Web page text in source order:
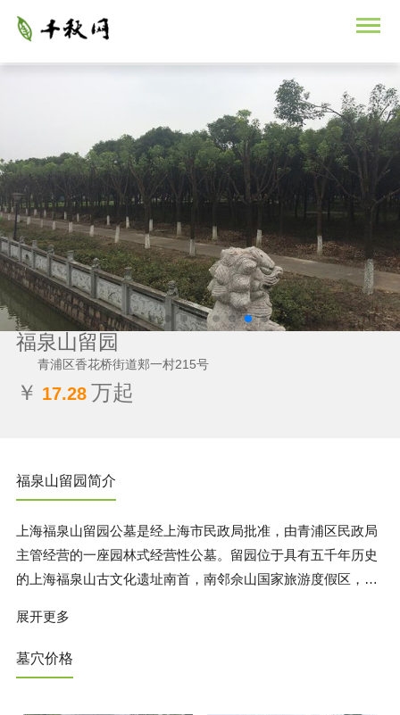
福泉山留园
青浦区香花桥街道郏一村215号
￥ 17.28 万起
福泉山留园简介
上海福泉山留园公墓是经上海市民政局批准，由青浦区民政局
主管经营的一座园林式经营性公墓。留园位于具有五千年历史
的上海福泉山古文化遗址南首，南邻佘山国家旅游度假区，南
公路(通波塘桥)，赵重公路南北贯穿，离人民广场30公里，距
西郊公园20分钟的车程，是上海地区离市中心较近的公墓之
一。留园的主要区域分为园林休闲区、办公接待服务区、安葬
展开更多
墓穴价格